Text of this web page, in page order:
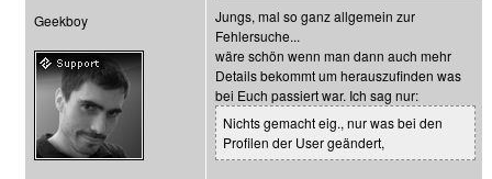
Geekboy
Jungs, mal so ganz allgemein zur
Fehlersuche...
wäre schön wenn man dann auch mehr
Details bekommt um herauszufinden was
bei Euch passiert war. Ich sag nur:
Nichts gemacht eig., nur was bei den
Profilen der User geändert,